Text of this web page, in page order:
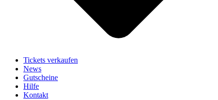
Tickets verkaufen
News
Gutscheine
Hilfe
Kontakt